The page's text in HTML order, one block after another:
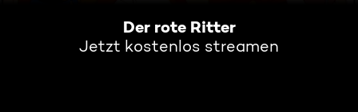
Der rote Ritter
Jetzt kostenlos streamen